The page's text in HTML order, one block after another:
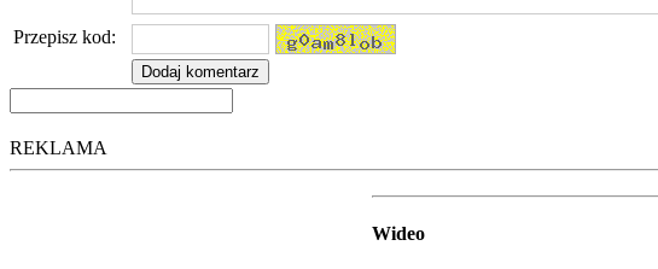
Przepisz kod:
REKLAMA
Wideo